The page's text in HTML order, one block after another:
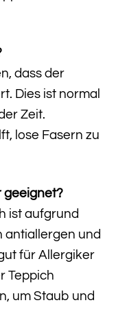
dass der
Dies ist normal
Zeit.
lose Fasern zu
geeignet?
ist aufgrund
antiallergen und
für Allergiker
Teppich
um Staub und